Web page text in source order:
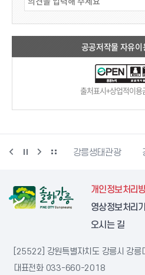
공공저작물 자유이
출처표시+상업적이용
동물사랑센터 강릉생태관광
개인정보처리
영상정보처리
오시는 길
[25522] 강원특별자치도 강릉시 강릉
대표전화 033-660-2018